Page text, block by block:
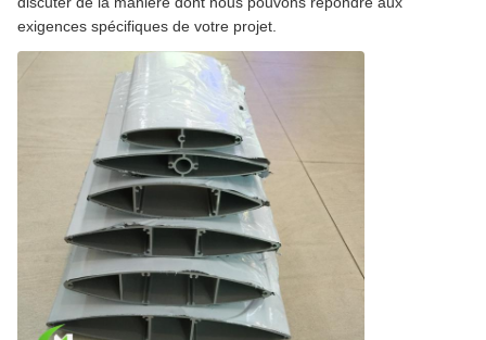
exigences spécifiques de votre projet.